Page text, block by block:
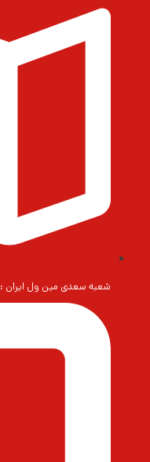
شعبه سعدی مین ول ایران : meanwell.ir